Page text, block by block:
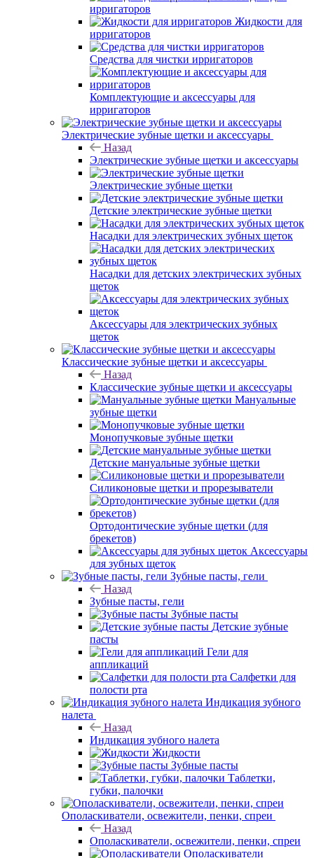
ирригаторов
Жидкости для
ирригаторов
Средства для чистки ирригаторов
Комплектующие и аксессуары для
ирригаторов
Электрические зубные щетки и аксессуары
Назад
Электрические зубные щетки и аксессуары
Электрические зубные щетки
Детские электрические зубные щетки
Насадки для электрических зубных щеток
Насадки для детских электрических зубных
щеток
Аксессуары для электрических зубных
щеток
Классические зубные щетки и аксессуары
Назад
Классические зубные щетки и аксессуары
Мануальные
зубные щетки
Монопучковые зубные щетки
Детские мануальные зубные щетки
Силиконовые щетки и прорезыватели
Ортодонтические зубные щетки (для
брекетов)
Аксессуары
для зубных щеток
Зубные пасты, гели
Назад
Зубные пасты, гели
Зубные пасты
Детские зубные
пасты
Гели для
аппликаций
Салфетки для
полости рта
Индикация зубного
налета
Назад
Индикация зубного налета
Жидкости
Зубные пасты
Таблетки,
губки, палочки
Ополаскиватели, освежители, пенки, спреи
Назад
Ополаскиватели, освежители, пенки, спреи
Ополаскиватели